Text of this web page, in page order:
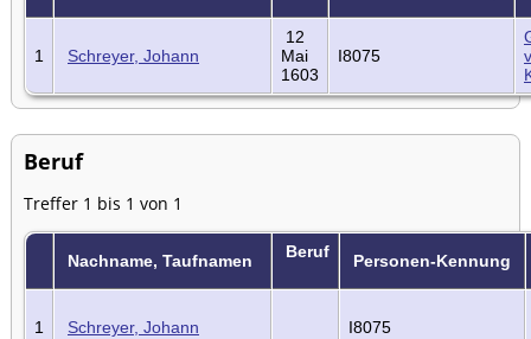
1 Schreyer, Johann
12
Mai
1603
I8075
Beruf
Treffer 1 bis 1 von 1
Nachname, Taufnamen Beruf Personen-Kennung
1 Schreyer, Johann I8075